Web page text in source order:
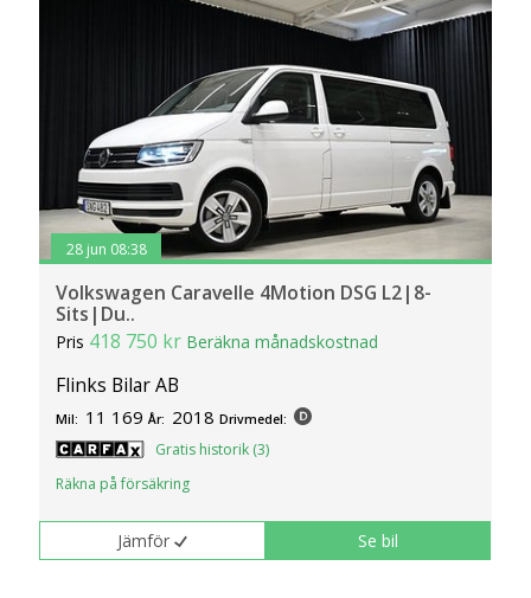
28 jun 08:38
Volkswagen Caravelle 4Motion DSG L2|8-
Sits|Du..
Pris 418 750 kr Beräkna månadskostnad
Flinks Bilar AB
Mil: 11 169 År: 2018 Drivmedel:
Gratis historik (3)
Räkna på försäkring
Jämför Se bil